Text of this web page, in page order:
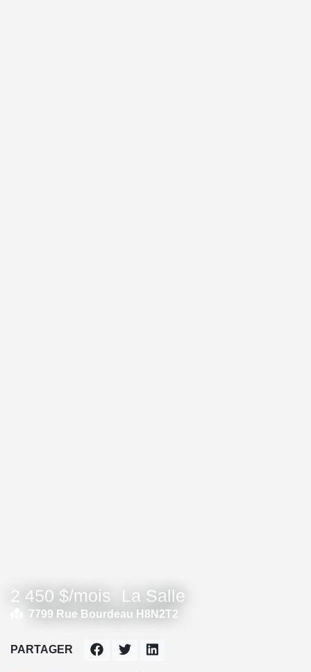
2 450 $/mois La Salle
7799 Rue Bourdeau H8N2T2
PARTAGER